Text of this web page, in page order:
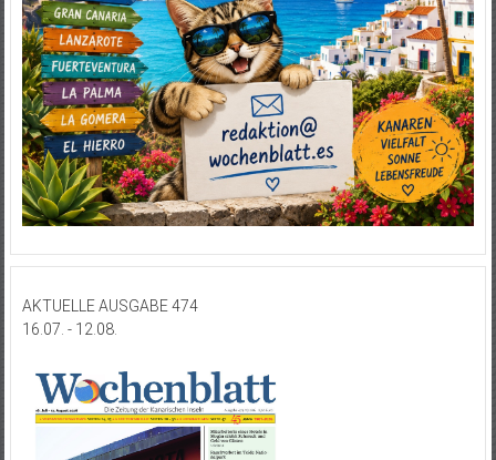
AKTUELLE AUSGABE 474
16.07. - 12.08.